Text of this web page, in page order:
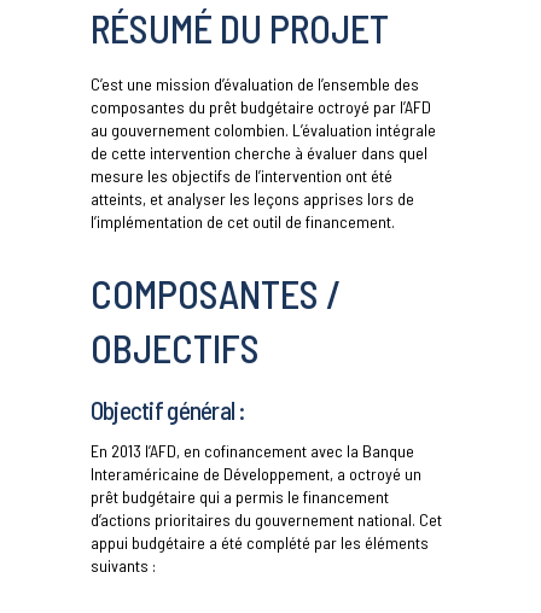
RÉSUMÉ DU PROJET
C’est une mission d’évaluation de l’ensemble des
composantes du prêt budgétaire octroyé par l’AFD
au gouvernement colombien. L’évaluation intégrale
de cette intervention cherche à évaluer dans quel
mesure les objectifs de l’intervention ont été
atteints, et analyser les leçons apprises lors de
l’implémentation de cet outil de financement.
COMPOSANTES /
OBJECTIFS
Objectif général :
En 2013 l’AFD, en cofinancement avec la Banque
Interaméricaine de Développement, a octroyé un
prêt budgétaire qui a permis le financement
d’actions prioritaires du gouvernement national. Cet
appui budgétaire a été complété par les éléments
suivants :